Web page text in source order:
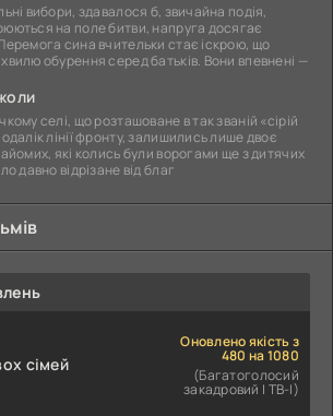
вибори, здавалося б, звичайна подія,
на поле битви, напруга досягає
сина вчительки стає іскрою, що
обурення серед батьків. Вони впевнені —
селі, що розташоване в так званій «сірій
лінії фронту, залишились лише двоє
які колись були ворогами ще з дитячих
давно відрізане від благ
сімей
Оновлено якість з
480 на 1080
(Багатоголосий
закадровий | ТВ-І)